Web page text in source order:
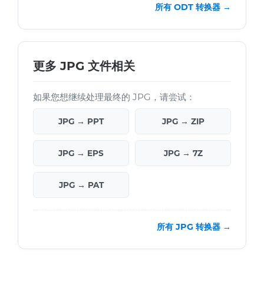
所有 ODT 转换器 →
更多 JPG 文件相关
如果您想继续处理最终的 JPG，请尝试：
JPG → PPT JPG → ZIP
JPG → EPS JPG → 7Z
JPG → PAT
所有 JPG 转换器 →